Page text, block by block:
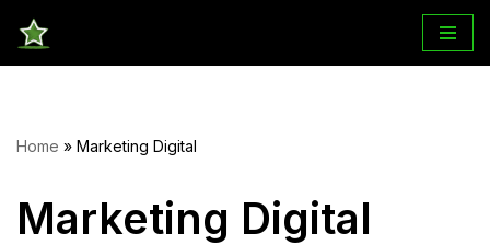
Sari
Home » Marketing Digital
Marketing Digital